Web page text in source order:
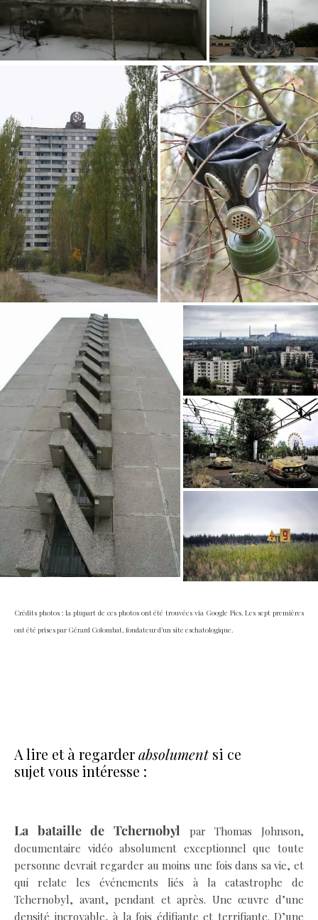
Crédits photos : la plupart de ces photos ont été trouvées via Google Pics. Les sept premières
ont été prises par Gérard Colombat, fondateur d’un site eschatologique.
A lire et à regarderabsolumentsi ce
sujet vous intéresse :
La bataille de Tchernobyl par Thomas Johnson,
documentaire vidéo absolument exceptionnel que toute
personne devrait regarder au moins une fois dans sa vie, et
qui relate les événements liés à la catastrophe de
Tchernobyl, avant, pendant et après. Une œuvre d’une
densité incroyable, à la fois édifiante et terrifiante. D’une